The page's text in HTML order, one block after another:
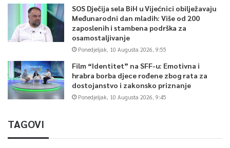
SOS Dječija sela BiH u Vijećnici obilježavaju
Međunarodni dan mladih: Više od 200
zaposlenih i stambena podrška za
osamostaljivanje
Ponedjeljak, 10 Augusta 2026, 9:55
Film “Identitet” na SFF-u: Emotivna i
hrabra borba djece rođene zbog rata za
dostojanstvo i zakonsko priznanje
Ponedjeljak, 10 Augusta 2026, 9:45
TAGOVI